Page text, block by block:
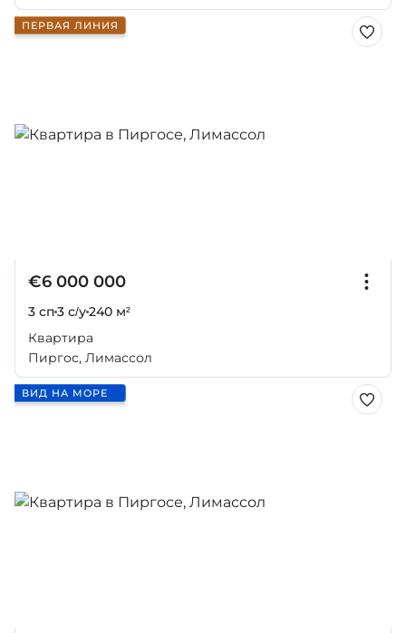
ПЕРВАЯ ЛИНИЯ
€6 000 000
3 сп3 с/у240 м²
Квартира
Пиргос, Лимассол
ВИД НА МОРЕ